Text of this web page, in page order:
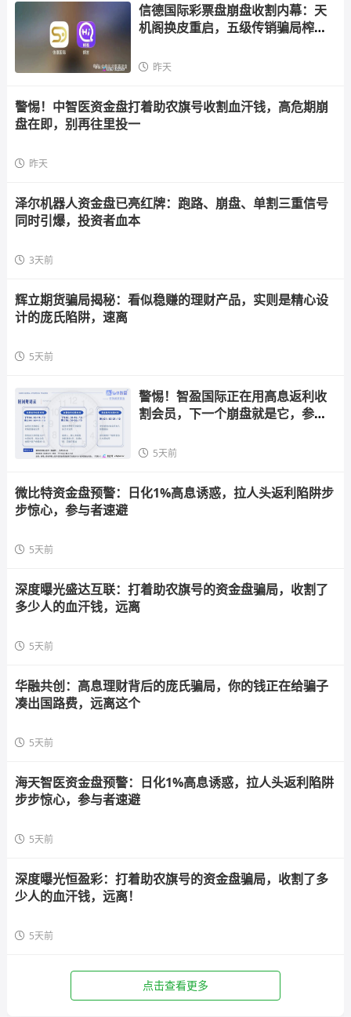
信德国际彩票盘崩盘收割内幕：天
机阁换皮重启，五级传销骗局榨干
昨天
警惕！中智医资金盘打着助农旗号收割血汗钱，高危期崩
盘在即，别再往里投一
昨天
泽尔机器人资金盘已亮红牌：跑路、崩盘、单割三重信号
同时引爆，投资者血本
3天前
辉立期货骗局揭秘：看似稳赚的理财产品，实则是精心设
计的庞氏陷阱，速离
5天前
警惕！智盈国际正在用高息返利收
割会员，下一个崩盘就是它，参与
5天前
微比特资金盘预警：日化1%高息诱惑，拉人头返利陷阱步
步惊心，参与者速避
5天前
深度曝光盛达互联：打着助农旗号的资金盘骗局，收割了
多少人的血汗钱，远离
5天前
华融共创：高息理财背后的庞氏骗局，你的钱正在给骗子
凑出国路费，远离这个
5天前
海天智医资金盘预警：日化1%高息诱惑，拉人头返利陷阱
步步惊心，参与者速避
5天前
深度曝光恒盈彩：打着助农旗号的资金盘骗局，收割了多
少人的血汗钱，远离！
5天前
点击查看更多